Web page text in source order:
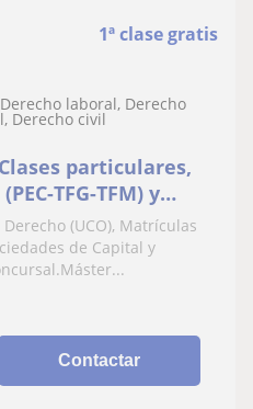
1ª clase gratis
laboral, Derecho
Derecho civil
particulares,
TFG-TFM) y
(UCO), Matrículas
de Capital y
Contactar